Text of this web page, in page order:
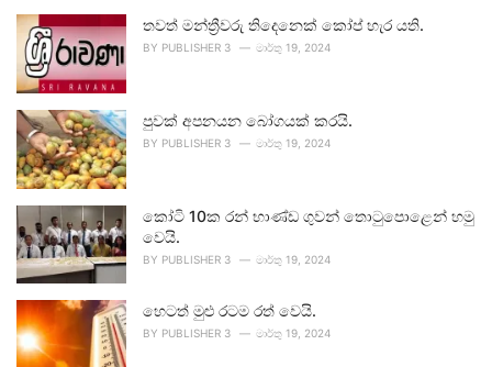
තවත් මන්ත්‍රීවරු තිදෙනෙක් කෝප් හැර යති.
BY PUBLISHER 3 මාර්තු 19, 2024
පුවක් අපනයන බෝගයක් කරයි.
BY PUBLISHER 3 මාර්තු 19, 2024
කෝටි 10ක රන් භාණ්ඩ ගුවන් තොටුපොළෙන් හමු
වෙයි.
BY PUBLISHER 3 මාර්තු 19, 2024
හෙටත් මුළු රටම රත් වෙයි.
BY PUBLISHER 3 මාර්තු 19, 2024